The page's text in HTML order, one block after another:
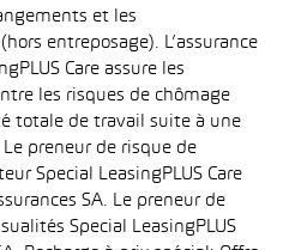
et les
entreposage). L’assurance
Care assure les
les risques de chômage
totale de travail suite à une
preneur de risque de
Special LeasingPLUS Care
SA. Le preneur de
Special LeasingPLUS